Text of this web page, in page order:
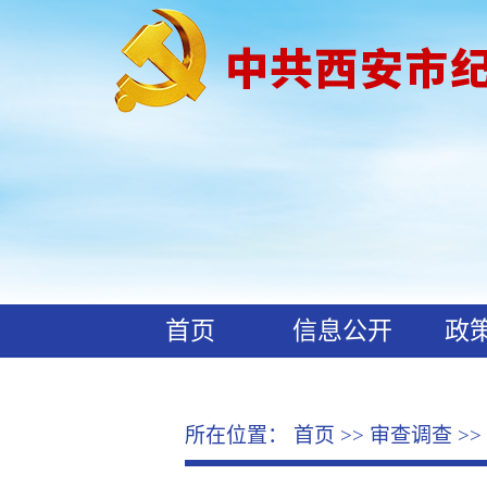
首页 信息公开
政
所在位置： 首页 >> 审查调查 >>